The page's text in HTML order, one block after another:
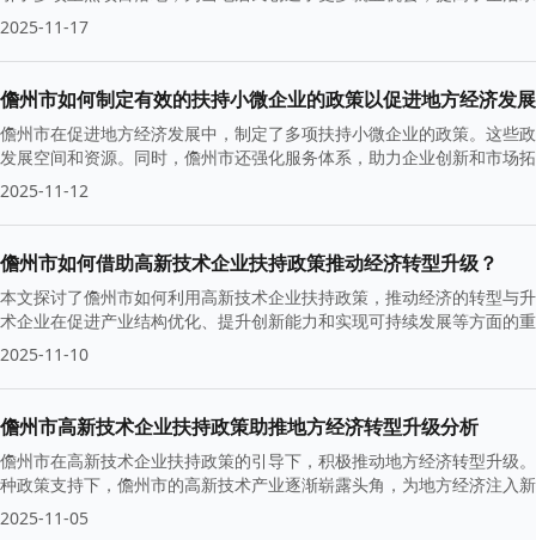
了良好基础。
2025-11-17
儋州市如何制定有效的扶持小微企业的政策以促进地方经济发
儋州市在促进地方经济发展中，制定了多项扶持小微企业的政策。这些
发展空间和资源。同时，儋州市还强化服务体系，助力企业创新和市场
2025-11-12
儋州市如何借助高新技术企业扶持政策推动经济转型升级？
本文探讨了儋州市如何利用高新技术企业扶持政策，推动经济的转型与
术企业在促进产业结构优化、提升创新能力和实现可持续发展等方面的
2025-11-10
儋州市高新技术企业扶持政策助推地方经济转型升级分析
儋州市在高新技术企业扶持政策的引导下，积极推动地方经济转型升级
种政策支持下，儋州市的高新技术产业逐渐崭露头角，为地方经济注入
2025-11-05